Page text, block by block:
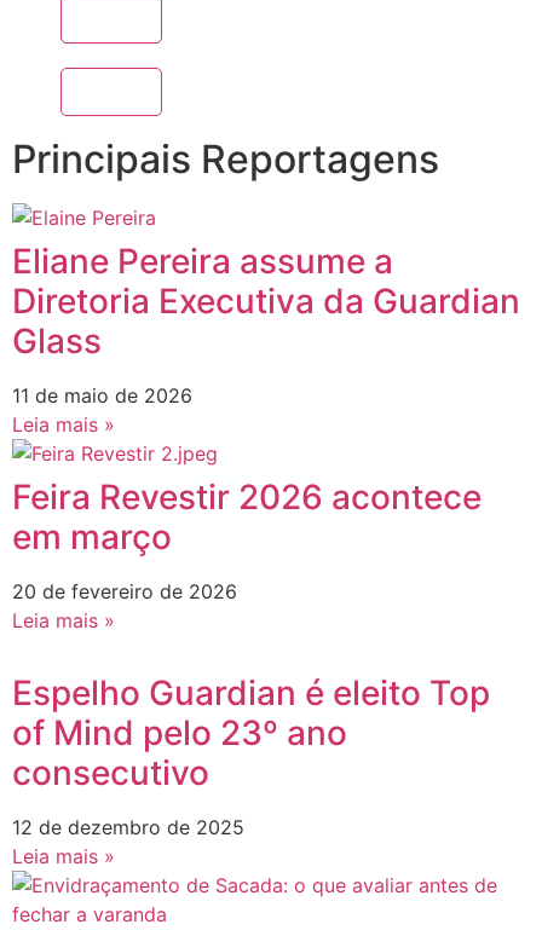
Principais Reportagens
Eliane Pereira assume a
Diretoria Executiva da Guardian
Glass
11 de maio de 2026
Leia mais »
Feira Revestir 2026 acontece
em março
20 de fevereiro de 2026
Leia mais »
Espelho Guardian é eleito Top
of Mind pelo 23º ano
consecutivo
12 de dezembro de 2025
Leia mais »